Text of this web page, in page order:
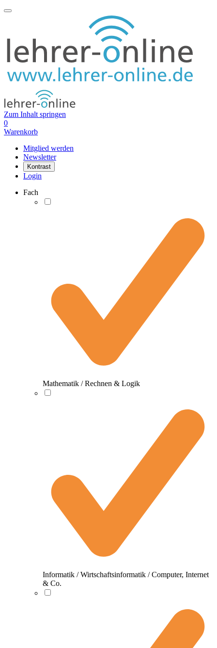
Zum Inhalt springen
0
Warenkorb
Mitglied werden
Newsletter
Kontrast
Login
Fach
Mathematik / Rechnen & Logik
Informatik / Wirtschaftsinformatik / Computer, Internet
& Co.